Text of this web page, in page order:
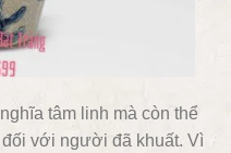
tâm linh mà còn thể
với người đã khuất. Vì